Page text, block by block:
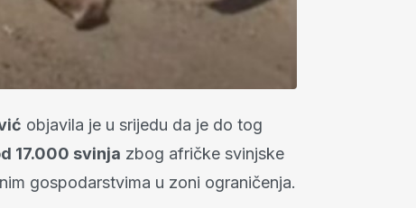
objavila je u srijedu da je do tog
17.000 svinja zbog afričke svinjske
gospodarstvima u zoni ograničenja.